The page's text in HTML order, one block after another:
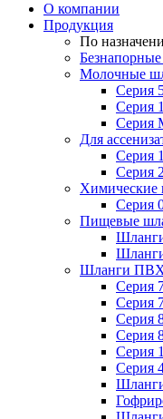
О компании
Продукция
По
Молочные
Серия
Серия
Серия
Для
Серия
Серия
Серия
Пищевые
Шланги ПВХ
Серия
Серия
Серия
Серия
Серия
Серия